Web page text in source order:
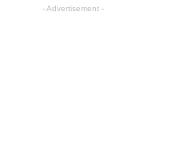
- Advertisement -